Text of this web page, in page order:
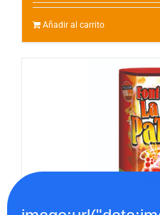
Añadir al carrito